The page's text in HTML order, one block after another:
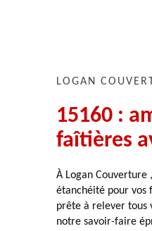
LOGAN
15160 :
faîtières
À Logan
étanchéité pour vos
prête à relever tous
notre savoir-faire